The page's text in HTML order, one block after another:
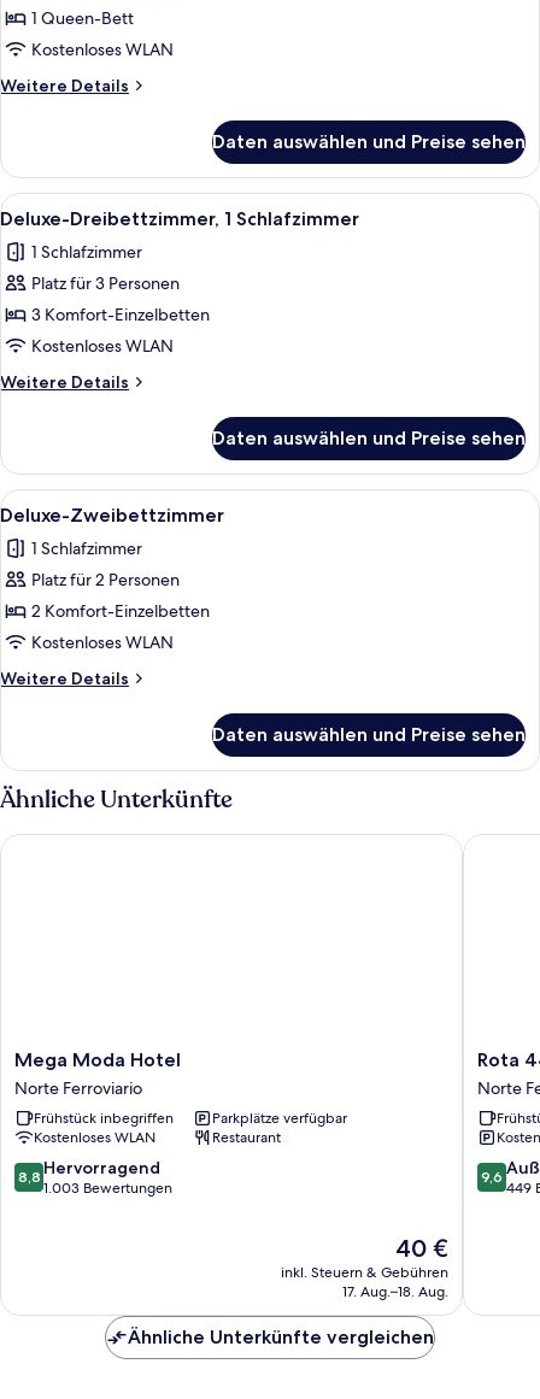
1 Queen-Bett
Kostenloses WLAN
Weitere Details
Weitere
Studiosuite
Daten auswählen und Preise sehen
Alle
Fotos
für
Deluxe-
Dreibettzimmer,
1
Schlafzimmer
anzeigen
Ein Hotelzimmer mit zwei Betten,
11
Deluxe-Dreibettzimmer, 1 Schlafzimmer
1 Schlafzimmer
Platz für 3 Personen
3 Komfort-Einzelbetten
Kostenloses WLAN
Weitere Details
Weitere
Dreibettzimmer,
Schlafzimmer
Daten auswählen und Preise sehen
Alle
Fotos
für
Deluxe-
Zweibettzimmer
anzeigen
Ein Hotelzimmer mit zwei Betten,
11
Deluxe-Zweibettzimmer
1 Schlafzimmer
Platz für 2 Personen
2 Komfort-Einzelbetten
Kostenloses WLAN
Weitere Details
Weitere
Zweibettzimmer
Daten auswählen und Preise sehen
Ähnliche Unterkünfte
Mega
Moda
Hotel
Norte
Ferroviario
Mega Moda Hotel
Norte Ferroviario
Frühstück inbegriffen
Parkplätze verfügbar
Kostenloses WLAN
Restaurant
8.8
von
8,8 Hervorragend
1.003 Bewertungen
Der
Preis
beträgt
40 €
inkl. Steuern & Gebühren
17. Aug.–18. Aug.
Mega Moda Hotel
Rota
44
Hotel
Norte
Rota
Norte
9.6
von
9,6
449
Rota 44
Ähnliche Unterkünfte vergleichen